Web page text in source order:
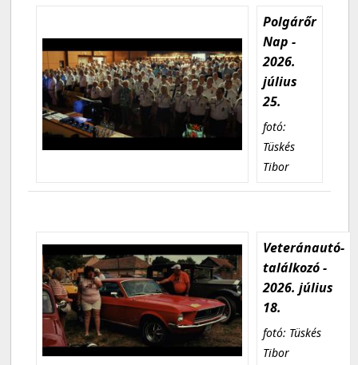
Polgárőr
Nap -
2026.
július
25.
fotó:
Tüskés
Tibor
Veteránautó-
találkozó -
2026. július
18.
fotó: Tüskés
Tibor